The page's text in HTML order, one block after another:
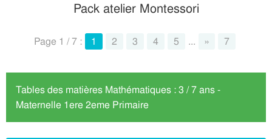
Pack atelier Montessori
Page 1 / 7 : 1 2 3 4 5 ... » 7
Tables des matières Mathématiques : 3 / 7 ans -
Maternelle 1ere 2eme Primaire